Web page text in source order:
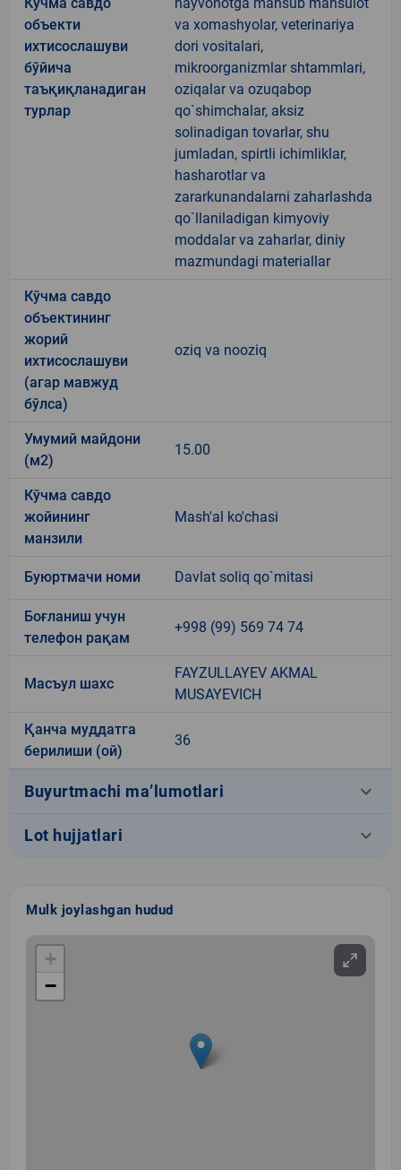
объекти
ихтисослашуви
бўйича
таъқиқланадиган
турлар
va xomashyolar, veterinariya
dori vositalari,
mikroorganizmlar shtammlari,
oziqalar va ozuqabop
qo`shimchalar, aksiz
solinadigan tovarlar, shu
jumladan, spirtli ichimliklar,
hasharotlar va
zararkunandalarni zaharlashda
qo`llaniladigan kimyoviy
moddalar va zaharlar, diniy
mazmundagi materiallar
Кўчма савдо
объектининг
жорий
ихтисослашуви
(агар мавжуд
бўлса)
oziq va nooziq
Умумий майдони
(м2)
15.00
Кўчма савдо
жойининг
манзили
Mash'al ko'chasi
Буюртмачи номи Davlat soliq qo`mitasi
Боғланиш учун
телефон рақам
+998 (99) 569 74 74
Масъул шахс
FAYZULLAYEV AKMAL
MUSAYEVICH
Қанча муддатга
берилиши (ой)
36
Buyurtmachi ma’lumotlari keyboard_arrow_down
Lot hujjatlari keyboard_arrow_down
Mulk joylashgan hudud
+
−